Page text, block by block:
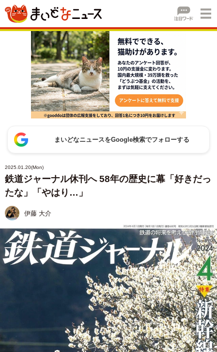
まいどなニュースをGoogle検索でフォローする
2025.01.20(Mon)
鉄道ジャーナル休刊へ 58年の歴史に幕「好きだっ
たな」「やはり…」
伊藤 大介